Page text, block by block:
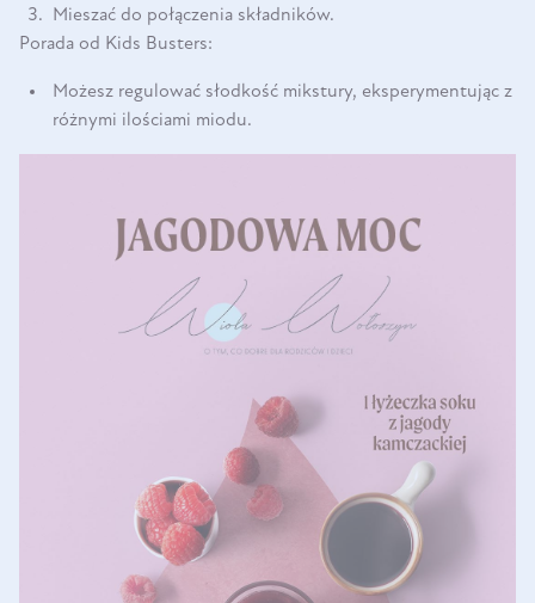
Mieszać do połączenia składników.
Porada od Kids Busters:
Możesz regulować słodkość mikstury, eksperymentując z
różnymi ilościami miodu.